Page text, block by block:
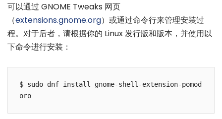
可以通过 GNOME Tweaks 网页
（extensions.gnome.org）或通过命令行来管理安装过
程。对于后者，请根据你的 Linux 发行版和版本，并使用以
下命令进行安装：
$ sudo dnf install gnome-shell-extension-pomod